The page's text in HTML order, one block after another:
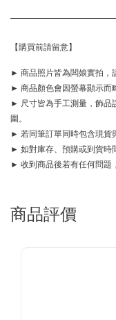
【購買前請留意】
► 商品照片皆為闆娘實拍，
► 商品顏色會因螢幕顯示而
► 尺寸皆為手工測量，飾品
圍。
► 若同筆訂單同時包含現貨
► 如對庫存、預購或到貨時
► 收到商品後若有任何問題
商品評價